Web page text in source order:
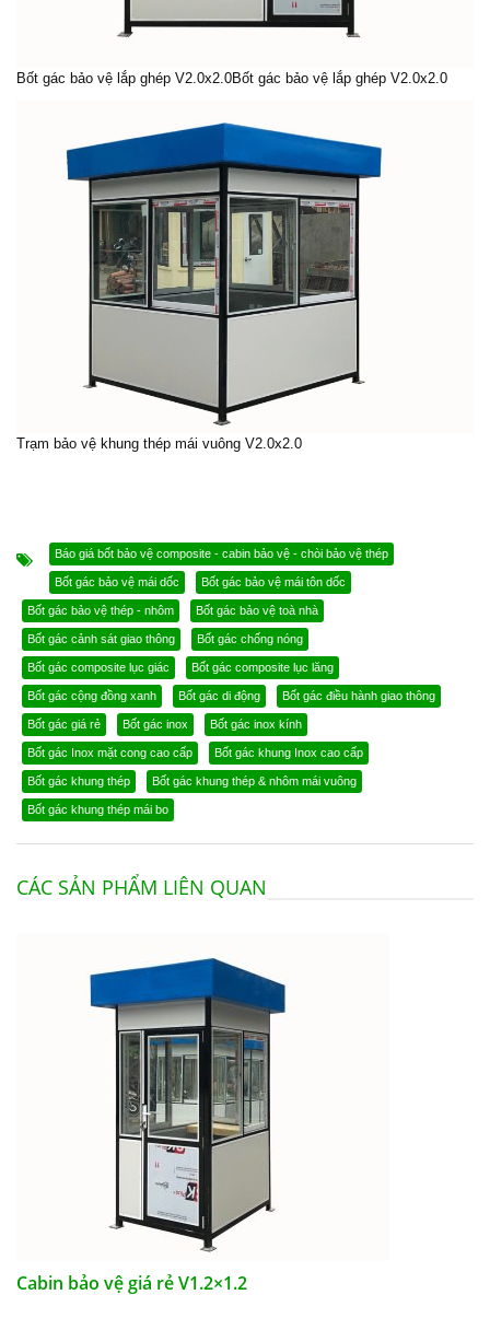
Bốt gác bảo vệ lắp ghép V2.0x2.0Bốt gác bảo vệ lắp ghép V2.0x2.0
Trạm bảo vệ khung thép mái vuông V2.0x2.0
Báo giá bốt bảo vệ composite - cabin bảo vệ - chòi bảo vệ thép
Bốt gác bảo vệ mái dốc Bốt gác bảo vệ mái tôn dốc
Bốt gác bảo vệ thép - nhôm Bốt gác bảo vệ toà nhà
Bốt gác cảnh sát giao thông Bốt gác chống nóng
Bốt gác composite lục giác Bốt gác composite lục lăng
Bốt gác cộng đồng xanh Bốt gác di động Bốt gác điều hành giao thông
Bốt gác giá rẻ Bốt gác inox Bốt gác inox kính
Bốt gác Inox mặt cong cao cấp Bốt gác khung Inox cao cấp
Bốt gác khung thép Bốt gác khung thép & nhôm mái vuông
Bốt gác khung thép mái bo
CÁC SẢN PHẨM LIÊN QUAN
Cabin bảo vệ giá rẻ V1.2×1.2